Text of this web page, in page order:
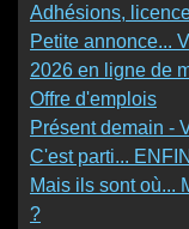
Adhésions,
Petite annonce...
2026 en ligne de
Offre d'emplois
Présent demain -
C'est parti...
Mais ils sont où...
?